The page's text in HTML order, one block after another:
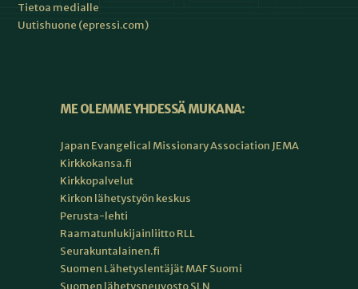
Tietoa medialle
Uutishuone (epressi.com)
ME OLEMME YHDESSÄ MUKANA:
Japan Evangelical Missionary Association JEMA
Kirkkokansa.fi
Kirkkopalvelut
Kirkon lähetystyön keskus
Perusta-lehti
Raamatunlukijainliitto RLL
Seurakuntalainen.fi
Suomen Lähetyslentäjät MAF Suomi
Suomen lähetysneuvosto SLN